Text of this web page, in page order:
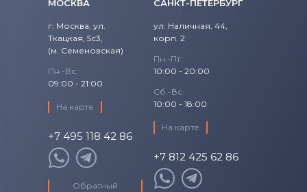
Универсальный
Блоки питания для мониторов
Siemens
Блоки питания для мониторов
Блоки питания для мониторов
МОСКВА
г. Москва, ул.
Ткацкая, 5с3,
(м. Семеновская)
Пн.-Вс.
09:00 - 21:00
На карте
+7 495 118 42 86
Обратный
САНКТ-ПЕТЕРБУРГ
ул. Наличная, 44,
корп. 2
Пн.-Пт.
10:00 - 20:00
Сб.-Вс.
10:00 - 18:00
На карте
+7 812 425 62 86